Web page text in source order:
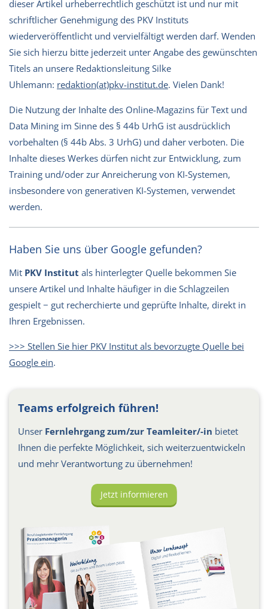
dieser Artikel urheberrechtlich geschützt ist und nur mit
schriftlicher Genehmigung des PKV Instituts
wiederveröffentlicht und vervielfältigt werden darf. Wenden
Sie sich hierzu bitte jederzeit unter Angabe des gewünschten
Titels an unsere Redaktionsleitung Silke
Uhlemann: redaktion(at)pkv-institut.de. Vielen Dank!
Die Nutzung der Inhalte des Online-Magazins für Text und
Data Mining im Sinne des § 44b UrhG ist ausdrücklich
vorbehalten (§ 44b Abs. 3 UrhG) und daher verboten. Die
Inhalte dieses Werkes dürfen nicht zur Entwicklung, zum
Training und/oder zur Anreicherung von KI-Systemen,
insbesondere von generativen KI-Systemen, verwendet
werden.
Haben Sie uns über Google gefunden?
Mit PKV Institut als hinterlegter Quelle bekommen Sie
unsere Artikel und Inhalte häufiger in die Schlagzeilen
gespielt − gut recherchierte und geprüfte Inhalte, direkt in
Ihren Ergebnissen.
>>> Stellen Sie hier PKV Institut als bevorzugte Quelle bei
Google ein.
Teams erfolgreich führen!
Unser Fernlehrgang zum/zur Teamleiter/-in bietet
Ihnen die perfekte Möglichkeit, sich weiterzuentwickeln
und mehr Verantwortung zu übernehmen!
Jetzt informieren